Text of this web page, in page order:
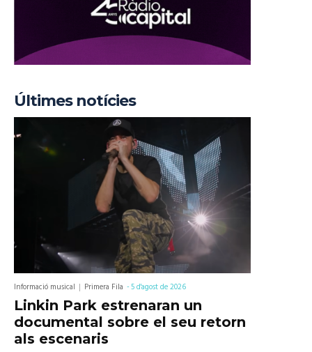
Últimes notícies
Informació musical Primera Fila -5 d'agost de 2026
Linkin Park estrenaran un
documental sobre el seu retorn
als escenaris